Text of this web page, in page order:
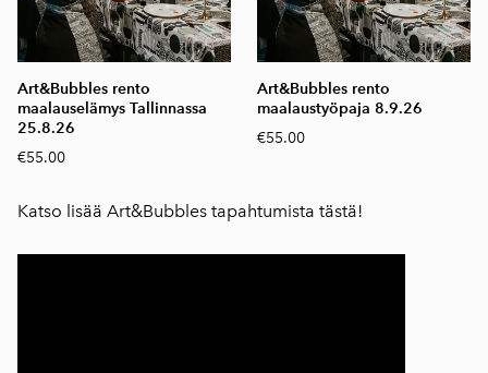
Art&Bubbles rento
maalauselämys Tallinnassa
25.8.26
€55.00
Art&Bubbles rento
maalaustyöpaja 8.9.26
€55.00
Katso lisää Art&Bubbles tapahtumista tästä!